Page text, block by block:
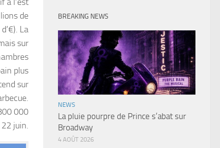
de
La
sur
plus
sur
000
juin.
BREAKING NEWS
NEWS
La pluie pourpre de Prince s’abat sur
Broadway
4 AOÛT 2026